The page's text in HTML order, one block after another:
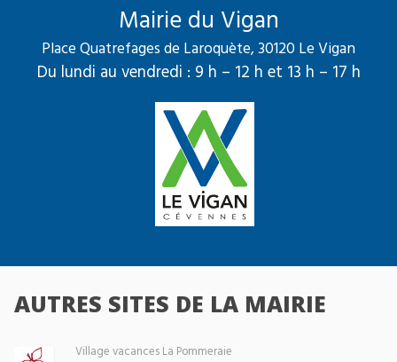
Mairie du Vigan
Place Quatrefages de Laroquète, 30120 Le Vigan
Du lundi au vendredi : 9 h – 12 h et 13 h – 17 h
AUTRES SITES DE LA MAIRIE
Village vacances La Pommeraie